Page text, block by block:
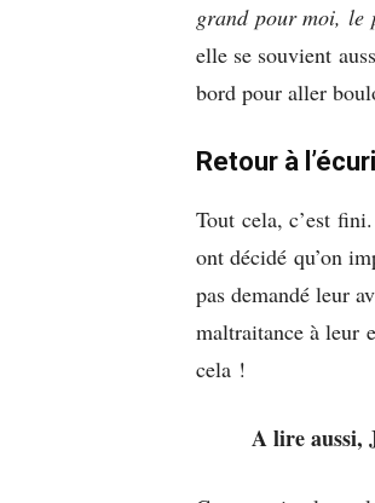
grand pour moi, le
elle se souvient
bord pour aller
Retour à
Tout cela, c’est
ont décidé qu’on
pas demandé leur
maltraitance à leur
cela !
A lire aussi,